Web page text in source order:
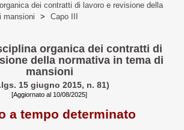
dei contratti di lavoro e revisione della
mansioni
> Capo III
organica dei contratti di
della normativa in tema di
mansioni
15 giugno 2015, n. 81)
[Aggiornato al 10/08/2025]
a tempo determinato